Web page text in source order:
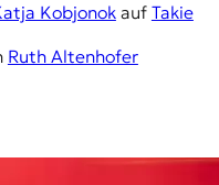
Kobjonokauf Takie
Ruth Altenhofer